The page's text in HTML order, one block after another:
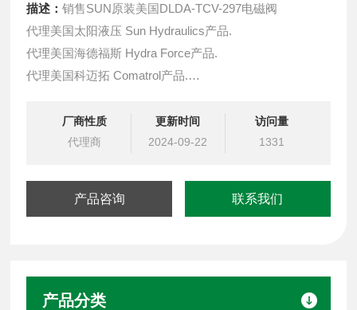
描述：销售SUN原装美国DLDA-TCV-297电磁阀
代理美国太阳液压 Sun Hydraulics产品.
代理美国海德福斯 Hydra Force产品.
代理美国科迈拓 Comatrol产品.
提供油路系统设计,油路块设计,阀块设计与选型
液压油缸，经销力士乐、派克、中国台湾北部等液压元件
厂商性质
代理商
更新时间
2024-09-22
访问量
1331
产品咨询 联系我们
产品分类